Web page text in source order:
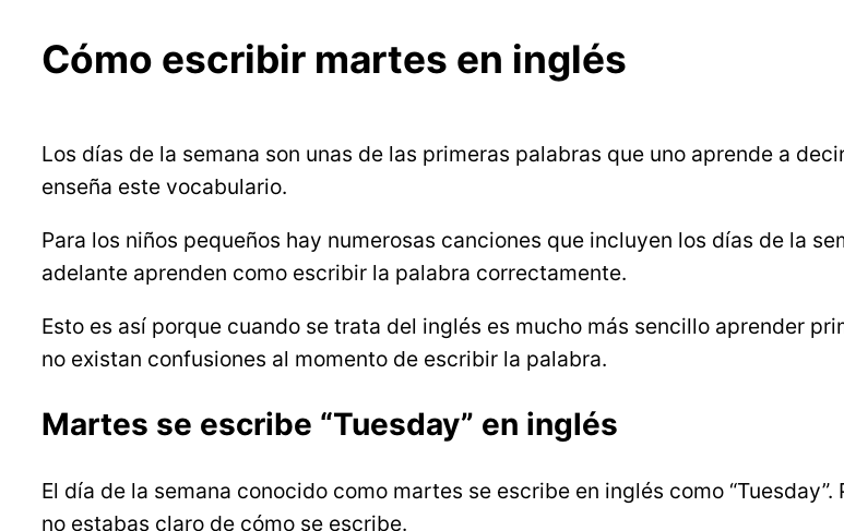
Cómo escribir martes en inglés
Los días de la semana son unas de las primeras palabras que uno aprende a
enseña este vocabulario.
Para los niños pequeños hay numerosas canciones que incluyen los días de la
adelante aprenden como escribir la palabra correctamente.
Esto es así porque cuando se trata del inglés es mucho más sencillo aprender
no existan confusiones al momento de escribir la palabra.
Martes se escribe “Tuesday” en inglés
El día de la semana conocido como martes se escribe en inglés como
no estabas claro de cómo se escribe.